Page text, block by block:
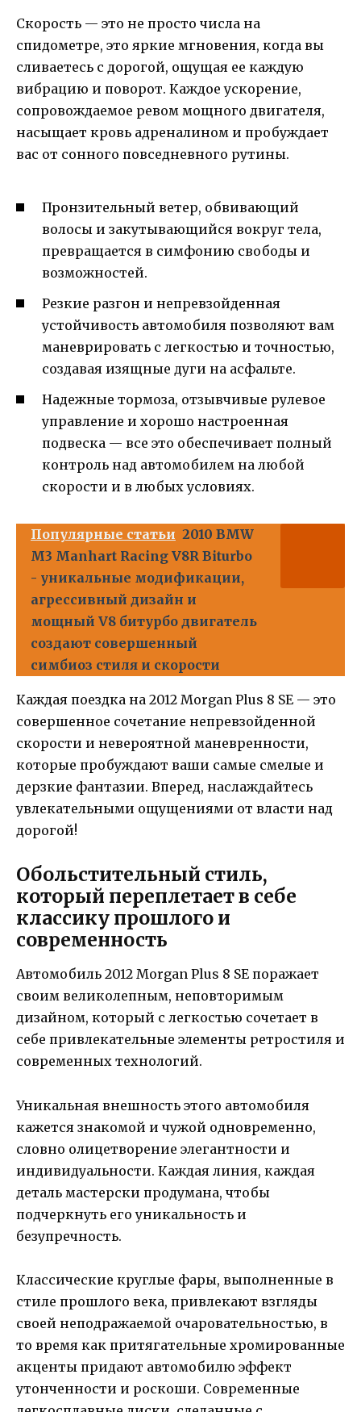
Скорость — это не просто числа на
спидометре, это яркие мгновения, когда вы
сливаетесь с дорогой, ощущая ее каждую
вибрацию и поворот. Каждое ускорение,
сопровождаемое ревом мощного двигателя,
насыщает кровь адреналином и пробуждает
вас от сонного повседневного рутины.
Пронзительный ветер, обвивающий
волосы и закутывающийся вокруг тела,
превращается в симфонию свободы и
возможностей.
Резкие разгон и непревзойденная
устойчивость автомобиля позволяют вам
маневрировать с легкостью и точностью,
создавая изящные дуги на асфальте.
Надежные тормоза, отзывчивые рулевое
управление и хорошо настроенная
подвеска — все это обеспечивает полный
контроль над автомобилем на любой
скорости и в любых условиях.
Популярные статьи 2010 BMW
M3 Manhart Racing V8R Biturbo
- уникальные модификации,
агрессивный дизайн и
мощный V8 битурбо двигатель
создают совершенный
симбиоз стиля и скорости
Каждая поездка на 2012 Morgan Plus 8 SE — это
совершенное сочетание непревзойденной
скорости и невероятной маневренности,
которые пробуждают ваши самые смелые и
дерзкие фантазии. Вперед, наслаждайтесь
увлекательными ощущениями от власти над
дорогой!
Обольстительный стиль,
который переплетает в себе
классику прошлого и
современность
Автомобиль 2012 Morgan Plus 8 SE поражает
своим великолепным, неповторимым
дизайном, который с легкостью сочетает в
себе привлекательные элементы ретростиля и
современных технологий.
Уникальная внешность этого автомобиля
кажется знакомой и чужой одновременно,
словно олицетворение элегантности и
индивидуальности. Каждая линия, каждая
деталь мастерски продумана, чтобы
подчеркнуть его уникальность и
безупречность.
Классические круглые фары, выполненные в
стиле прошлого века, привлекают взгляды
своей неподражаемой очаровательностью, в
то время как притягательные хромированные
акценты придают автомобилю эффект
утонченности и роскоши. Современные